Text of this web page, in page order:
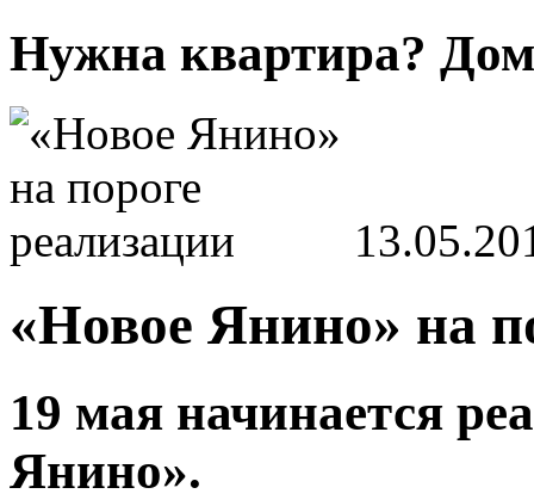
Нужна квартира?
«Новое Янино» на
19 мая начинается
Янино».